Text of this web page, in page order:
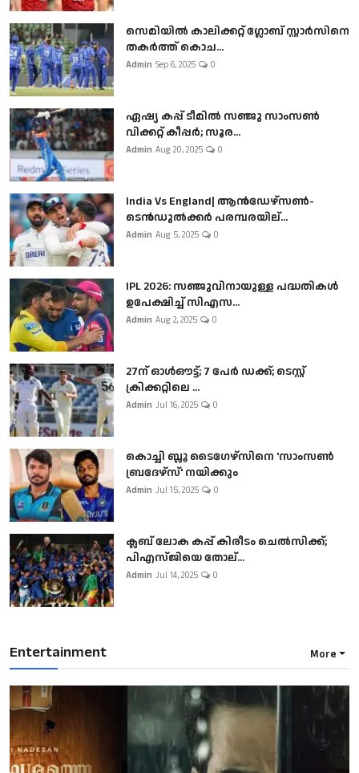
സെമിയിൽ കാലിക്കറ്റ് ഗ്ലോബ് സ്റ്റാർസിനെ
തകർത്ത് കൊച...
Admin Sep 6, 2025 0
ഏഷ്യ കപ്പ് ടീമിൽ സഞ്ജു സാംസൺ
വിക്കറ്റ് കീപ്പർ; സൂര...
Admin Aug 20, 2025 0
India Vs England| ആൻഡേഴ്സൺ-
ടെൻഡുല്‍ക്കർ പരമ്പരയില്...
Admin Aug 5, 2025 0
IPL 2026: സഞ്ജുവിനായുള്ള പദ്ധതികൾ
ഉപേക്ഷിച്ച് സിഎസ...
Admin Aug 2, 2025 0
27ന് ഓൾഔട്ട്; 7 പേർ ഡക്ക്; ടെസ്റ്റ്
ക്രിക്കറ്റിലെ ...
Admin Jul 16, 2025 0
കൊച്ചി ബ്ലൂ ടൈഗേഴ്സിനെ 'സാംസൺ
ബ്രദേഴ്സ്' നയിക്കും
Admin Jul 15, 2025 0
ക്ലബ് ലോക കപ്പ് കിരീടം ചെല്‍സിക്ക്;
പിഎസ്ജിയെ തോല്...
Admin Jul 14, 2025 0
Entertainment More